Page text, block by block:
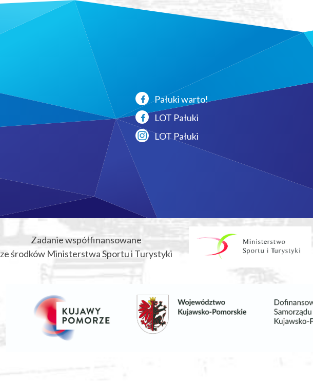
Pałuki warto!
LOT Pałuki
LOT Pałuki
Zadanie współfinansowane
ze środków Ministerstwa Sportu i Turystyki